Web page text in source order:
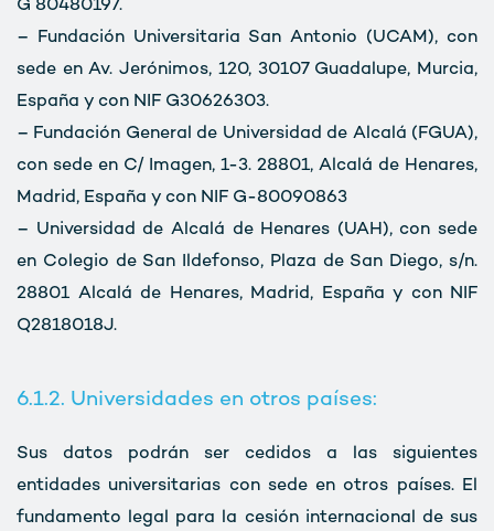
G 80480197.
– Fundación Universitaria San Antonio (UCAM), con
sede en Av. Jerónimos, 120, 30107 Guadalupe, Murcia,
España y con NIF G30626303.
– Fundación General de Universidad de Alcalá (FGUA),
con sede en C/ Imagen, 1-3. 28801, Alcalá de Henares,
Madrid, España y con NIF G-80090863
– Universidad de Alcalá de Henares (UAH), con sede
en Colegio de San Ildefonso, Plaza de San Diego, s/n.
28801 Alcalá de Henares, Madrid, España y con NIF
Q2818018J.
6.1.2. Universidades en otros países:
Sus datos podrán ser cedidos a las siguientes
entidades universitarias con sede en otros países. El
fundamento legal para la cesión internacional de sus